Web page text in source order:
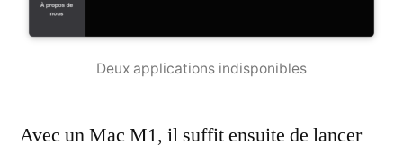
Deux applications indisponibles
Avec un Mac M1, il suffit ensuite de lancer